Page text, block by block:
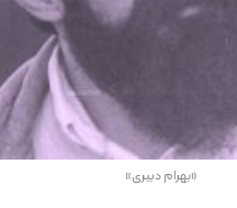
«بهرام دبیری»